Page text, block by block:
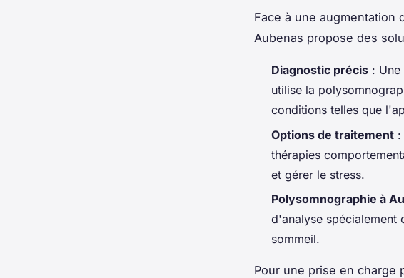
Face à une augmentation
Aubenas propose des
Diagnostic précis :
utilise la
conditions telles que
Options de traitement :
thérapies
et gérer le stress.
Polysomnographie à
d'analyse spécialement
sommeil.
Pour une prise en charge